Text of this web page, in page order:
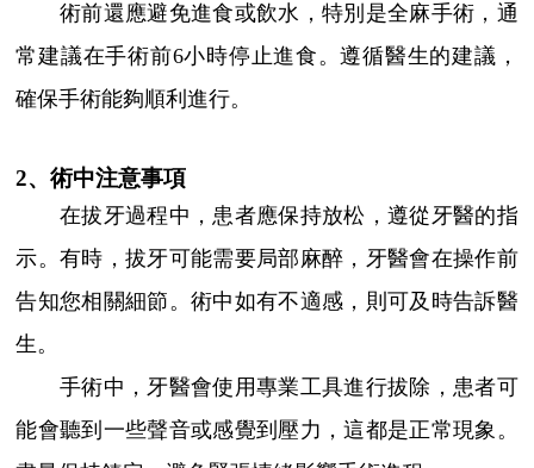
術前還應避免進食或飲水，特別是全麻手術，通
常建議在手術前6小時停止進食。遵循醫生的建議，
確保手術能夠順利進行。
2、術中注意事項
在拔牙過程中，患者應保持放松，遵從牙醫的指
示。有時，拔牙可能需要局部麻醉，牙醫會在操作前
告知您相關細節。術中如有不適感，則可及時告訴醫
生。
手術中，牙醫會使用專業工具進行拔除，患者可
能會聽到一些聲音或感覺到壓力，這都是正常現象。